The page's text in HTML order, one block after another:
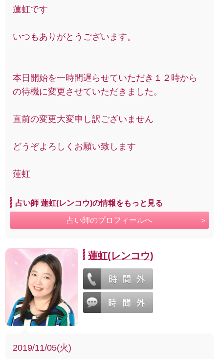
蓮虹です
いつもありがとうございます。
本日開始を一時間遅らせていただき１２時から
の待機に変更させていただきました。
直前の変更大変申し訳ございません
どうぞよろしくお願い致します
蓮虹
占い師 蓮虹(レンコウ)の情報をもっと見る
占い師のプロフィールへ
蓮虹(レンコウ)
2019/11/05(火)